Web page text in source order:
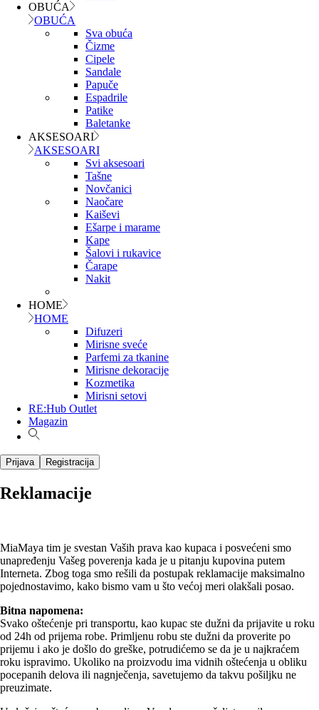
OBUĆA
OBUĆA
Sva obuća
Čizme
Cipele
Sandale
Papuče
Espadrile
Patike
Baletanke
AKSESOARI
AKSESOARI
Svi aksesoari
Tašne
Novčanici
Naočare
Kaiševi
Ešarpe i marame
Kape
Šalovi i rukavice
Čarape
Nakit
HOME
HOME
Difuzeri
Mirisne sveće
Parfemi za tkanine
Mirisne dekoracije
Kozmetika
Mirisni setovi
RE:Hub Outlet
Magazin
Prijava Registracija
Reklamacije
MiaMaya tim je svestan Vaših prava kao kupaca i posvećeni smo
unapređenju Vašeg poverenja kada je u pitanju kupovina putem
Interneta. Zbog toga smo rešili da postupak reklamacije maksimalno
pojednostavimo, kako bismo vam u što većoj meri olakšali posao.
Bitna napomena:
Svako oštećenje pri transportu, kao kupac ste dužni da prijavite u roku
od 24h od prijema robe. Primljenu robu ste dužni da proverite po
prijemu i ako je došlo do greške, potrudićemo se da je u najkraćem
roku ispravimo. Ukoliko na proizvodu ima vidnih oštećenja u obliku
pocepanih delova ili nagnječenja, savetujemo da takvu pošiljku ne
preuzimate.